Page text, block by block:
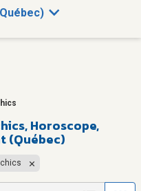
Horoscope,
(Québec)